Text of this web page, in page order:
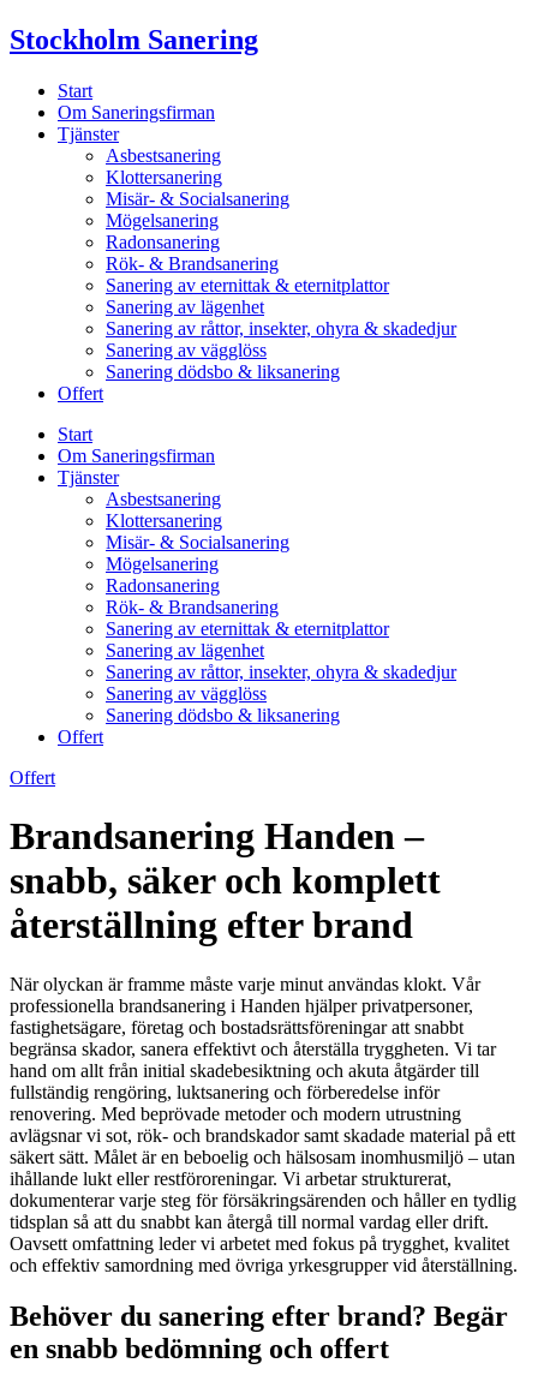
Skip
to
Stockholm Sanering
Start
Om Saneringsfirman
Tjänster
Asbestsanering
Klottersanering
Misär- & Socialsanering
Mögelsanering
Radonsanering
Rök- & Brandsanering
Sanering av eternittak & eternitplattor
Sanering av lägenhet
Sanering av råttor, insekter, ohyra & skadedjur
Sanering av vägglöss
Sanering dödsbo & liksanering
Offert
Start
Om Saneringsfirman
Tjänster
Asbestsanering
Klottersanering
Misär- & Socialsanering
Mögelsanering
Radonsanering
Rök- & Brandsanering
Sanering av eternittak & eternitplattor
Sanering av lägenhet
Sanering av råttor, insekter, ohyra & skadedjur
Sanering av vägglöss
Sanering dödsbo & liksanering
Offert
Offert
Brandsanering Handen –
snabb, säker och komplett
återställning efter brand
När olyckan är framme måste varje minut användas klokt. Vår
professionella brandsanering i Handen hjälper privatpersoner,
fastighetsägare, företag och bostadsrättsföreningar att snabbt
begränsa skador, sanera effektivt och återställa tryggheten. Vi tar
hand om allt från initial skadebesiktning och akuta åtgärder till
fullständig rengöring, luktsanering och förberedelse inför
renovering. Med beprövade metoder och modern utrustning
avlägsnar vi sot, rök- och brandskador samt skadade material på ett
säkert sätt. Målet är en beboelig och hälsosam inomhusmiljö – utan
ihållande lukt eller restföroreningar. Vi arbetar strukturerat,
dokumenterar varje steg för försäkringsärenden och håller en tydlig
tidsplan så att du snabbt kan återgå till normal vardag eller drift.
Oavsett omfattning leder vi arbetet med fokus på trygghet, kvalitet
och effektiv samordning med övriga yrkesgrupper vid återställning.
Behöver du sanering efter brand? Begär
en snabb bedömning och offert